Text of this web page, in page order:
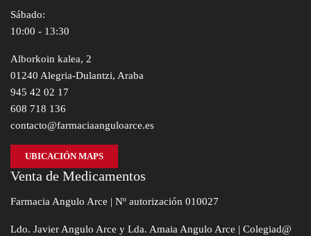
Sábado:
10:00 - 13:30
Alborkoin kalea, 2
01240 Alegria-Dulantzi, Araba
945 42 02 17
608 718 136
contacto@farmaciaanguloarce.es
UBICACIÓN MAPS
Venta de Medicamentos
Farmacia Angulo Arce | Nº autorización 010027
Ldo. Javier Angulo Arce y Lda. Amaia Angulo Arce | Colegiad@